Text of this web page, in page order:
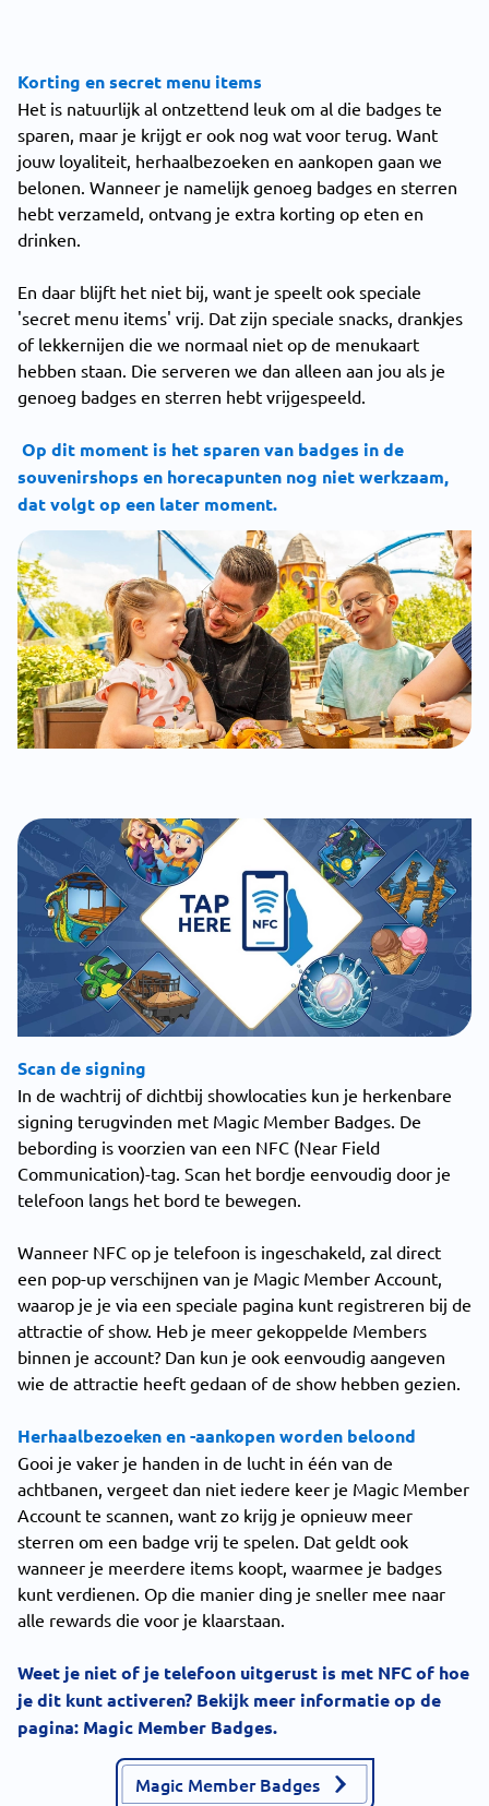
Korting en secret menu items
Het is natuurlijk al ontzettend leuk om al die badges te
sparen, maar je krijgt er ook nog wat voor terug. Want
jouw loyaliteit, herhaalbezoeken en aankopen gaan we
belonen. Wanneer je namelijk genoeg badges en sterren
hebt verzameld, ontvang je extra korting op eten en
drinken.
En daar blijft het niet bij, want je speelt ook speciale
'secret menu items' vrij. Dat zijn speciale snacks, drankjes
of lekkernijen die we normaal niet op de menukaart
hebben staan. Die serveren we dan alleen aan jou als je
genoeg badges en sterren hebt vrijgespeeld.
Op dit moment is het sparen van badges in de
souvenirshops en horecapunten nog niet werkzaam,
dat volgt op een later moment.
Scan de signing
In de wachtrij of dichtbij showlocaties kun je herkenbare
signing terugvinden met Magic Member Badges. De
bebording is voorzien van een NFC (Near Field
Communication)-tag. Scan het bordje eenvoudig door je
telefoon langs het bord te bewegen.
Wanneer NFC op je telefoon is ingeschakeld, zal direct
een pop-up verschijnen van je Magic Member Account,
waarop je je via een speciale pagina kunt registreren bij de
attractie of show. Heb je meer gekoppelde Members
binnen je account? Dan kun je ook eenvoudig aangeven
wie de attractie heeft gedaan of de show hebben gezien.
Herhaalbezoeken en -aankopen worden beloond
Gooi je vaker je handen in de lucht in één van de
achtbanen, vergeet dan niet iedere keer je Magic Member
Account te scannen, want zo krijg je opnieuw meer
sterren om een badge vrij te spelen. Dat geldt ook
wanneer je meerdere items koopt, waarmee je badges
kunt verdienen. Op die manier ding je sneller mee naar
alle rewards die voor je klaarstaan.
Weet je niet of je telefoon uitgerust is met NFC of hoe
je dit kunt activeren? Bekijk meer informatie op de
pagina: Magic Member Badges.
Magic Member Badges